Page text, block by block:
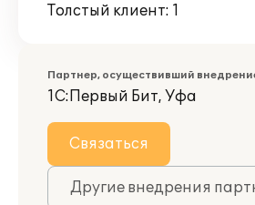
Толстый клиент: 1
Партнер, осуществивший
1С:Первый Бит, Уфа
Связаться
Другие внедрения